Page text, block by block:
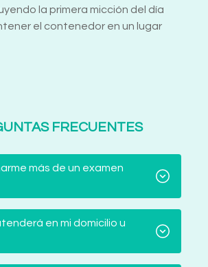
la primera micción del día
el contenedor en un lugar
FRECUENTES
más de un examen
en mi domicilio u